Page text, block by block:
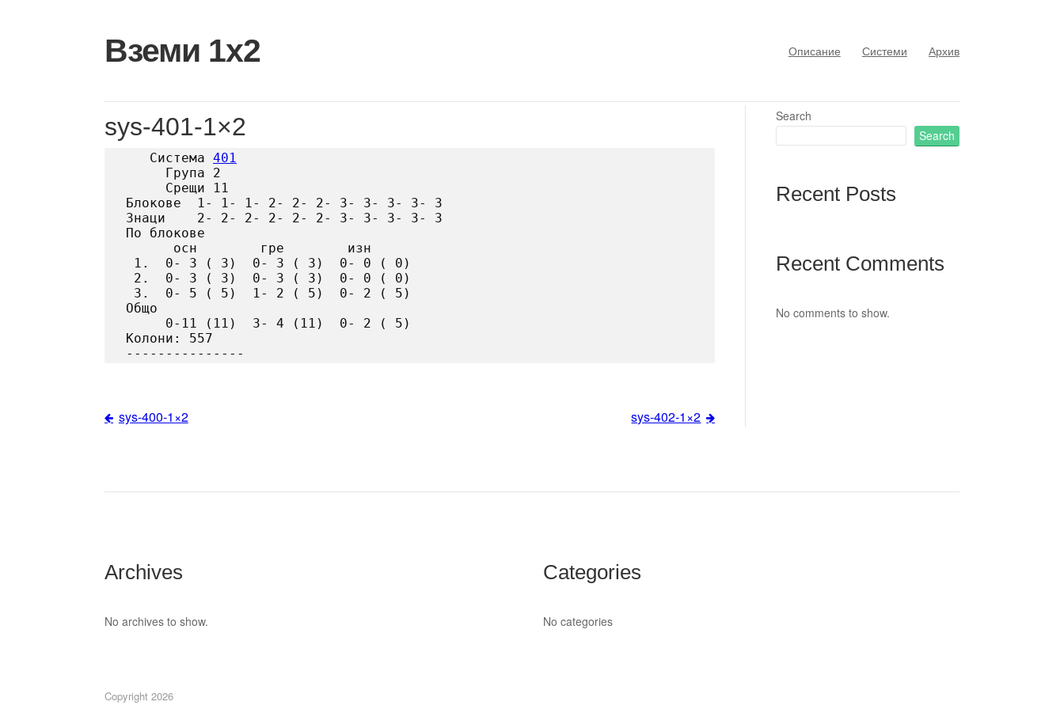
content
Вземи 1х2 Описание Системи Архив
sys-401-1×2
   Система
401
     Група 2
     Срещи 11
Блокове  1- 1- 1- 2- 2- 2- 3- 3- 3- 3- 3
Знаци    2- 2- 2- 2- 2- 2- 3- 3- 3- 3- 3
По блокове
      осн        гре        изн
1.  0- 3 ( 3)  0- 3 ( 3)  0- 0 ( 0)
2.  0- 3 ( 3)  0- 3 ( 3)  0- 0 ( 0)
3.  0- 5 ( 5)  1- 2 ( 5)  0- 2 ( 5)
Общо
     0-11 (11)  3- 4 (11)  0- 2 ( 5)
Колони: 557
Post
sys-400-1×2 sys-402-1×2
Search
Search
Recent Posts
Recent Comments
No comments to show.
Archives
No archives to show.
Categories
No categories
Copyright 2026